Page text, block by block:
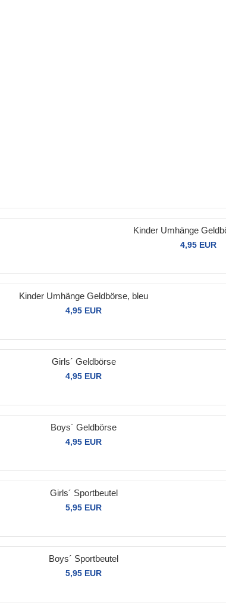
Kinder Umhänge
4,95 EUR
Kinder Umhänge Geldbörse, bleu
4,95 EUR
Girls´ Geldbörse
4,95 EUR
Boys´ Geldbörse
4,95 EUR
Girls´ Sportbeutel
5,95 EUR
Boys´ Sportbeutel
5,95 EUR